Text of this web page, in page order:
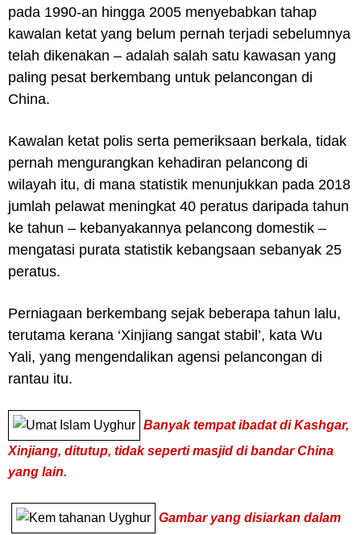
pada 1990-an hingga 2005 menyebabkan tahap
kawalan ketat yang belum pernah terjadi sebelumnya
telah dikenakan – adalah salah satu kawasan yang
paling pesat berkembang untuk pelancongan di
China.
Kawalan ketat polis serta pemeriksaan berkala, tidak
pernah mengurangkan kehadiran pelancong di
wilayah itu, di mana statistik menunjukkan pada 2018
jumlah pelawat meningkat 40 peratus daripada tahun
ke tahun – kebanyakannya pelancong domestik –
mengatasi purata statistik kebangsaan sebanyak 25
peratus.
Perniagaan berkembang sejak beberapa tahun lalu,
terutama kerana ‘Xinjiang sangat stabil’, kata Wu
Yali, yang mengendalikan agensi pelancongan di
rantau itu.
Banyak tempat ibadat di Kashgar,
Xinjiang, ditutup, tidak seperti masjid di bandar China
yang lain.
Gambar yang disiarkan dalam